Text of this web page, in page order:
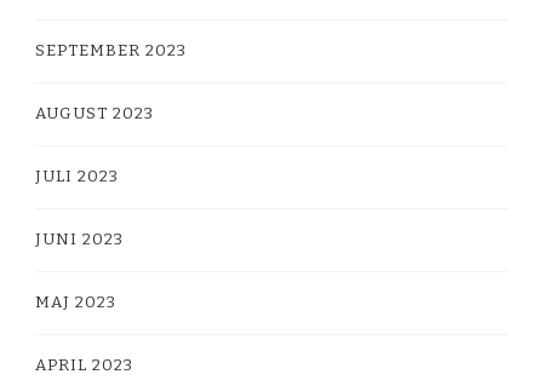
SEPTEMBER 2023
AUGUST 2023
JULI 2023
JUNI 2023
MAJ 2023
APRIL 2023